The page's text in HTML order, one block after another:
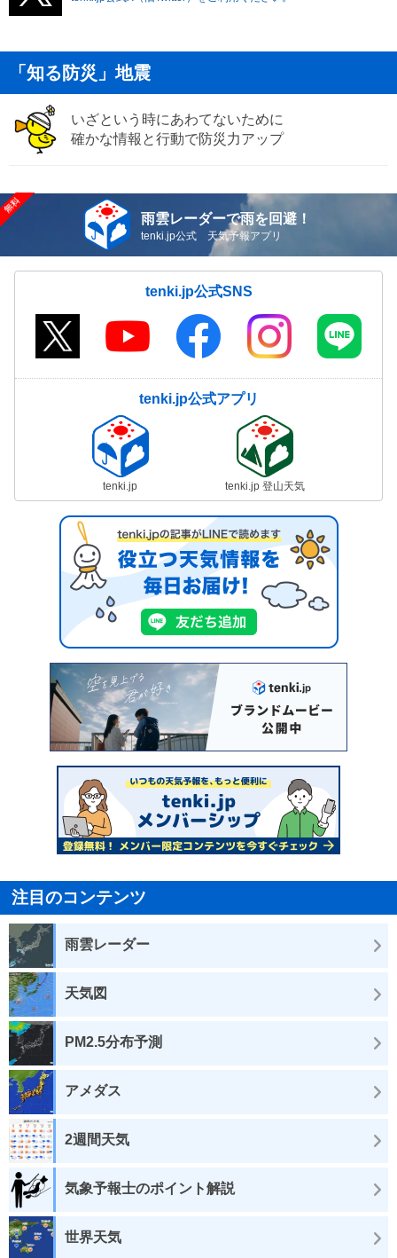
「知る防災」地震
いざという時にあわてないために
確かな情報と行動で防災力アップ
雨雲レーダーで雨を回避！
tenki.jp公式 天気予報アプリ
tenki.jp公式SNS
tenki.jp公式アプリ
tenki.jp tenki.jp 登山天気
注目のコンテンツ
雨雲レーダー
天気図
PM2.5分布予測
アメダス
2週間天気
気象予報士のポイント解説
世界天気